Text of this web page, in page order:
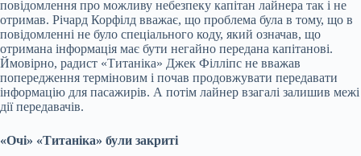
повідомлення про можливу небезпеку капітан лайнера так і не
отримав. Річард Корфілд вважає, що проблема була в тому, що в
повідомленні не було спеціального коду, який означав, що
отримана інформація має бути негайно передана капітанові.
Ймовірно, радист «Титаніка» Джек Філліпс не вважав
попередження терміновим і почав продовжувати передавати
інформацію для пасажирів. А потім лайнер взагалі залишив межі
дії передавачів.
«Очі» «Титаніка» були закриті